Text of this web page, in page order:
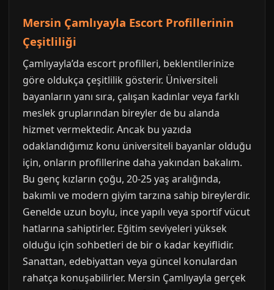
Mersin Çamlıyayla Escort Profillerinin
Çeşitliliği
Çamlıyayla’da escort profilleri, beklentilerinize
göre oldukça çeşitlilik gösterir. Üniversiteli
bayanların yanı sıra, çalışan kadınlar veya farklı
meslek gruplarından bireyler de bu alanda
hizmet vermektedir. Ancak bu yazıda
odaklandığımız konu üniversiteli bayanlar olduğu
için, onların profillerine daha yakından bakalım.
Bu genç kızların çoğu, 20-25 yaş aralığında,
bakımlı ve modern giyim tarzına sahip bireylerdir.
Genelde uzun boylu, ince yapılı veya sportif vücut
hatlarına sahiptirler. Eğitim seviyeleri yüksek
olduğu için sohbetleri de bir o kadar keyiflidir.
Sanattan, edebiyattan veya güncel konulardan
rahatça konuşabilirler. Mersin Çamlıyayla gerçek